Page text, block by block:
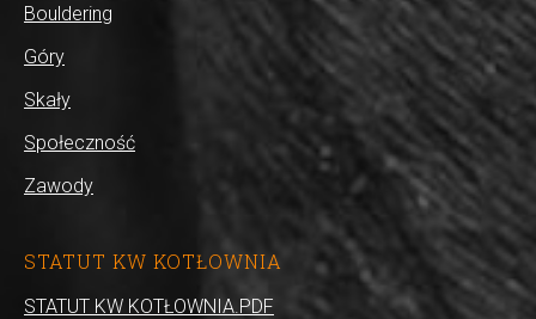
Bouldering
Góry
Skały
Społeczność
Zawody
STATUT KW KOTŁOWNIA
STATUT KW KOTŁOWNIA.PDF